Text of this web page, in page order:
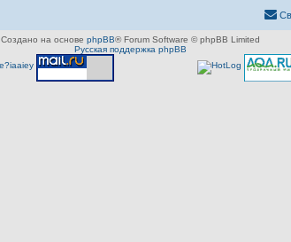
Создано на основе phpBB® Forum Software © phpBB Limited
Русская поддержка phpBB